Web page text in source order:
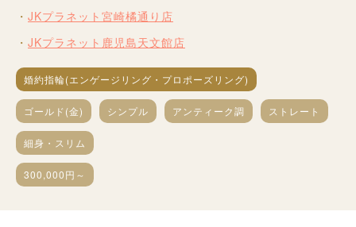
JKプラネット宮崎橘通り店
JKプラネット鹿児島天文館店
婚約指輪(エンゲージリング・プロポーズリング)
ゴールド(金) シンプル アンティーク調 ストレート
細身・スリム
300,000円～